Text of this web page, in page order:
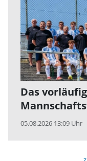
Das
05.08.2026 13:09 Uhr